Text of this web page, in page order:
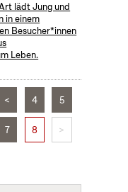
lädt Jung und
in einem
Besucher*innen
Leben.
< 4 5
7 8 >